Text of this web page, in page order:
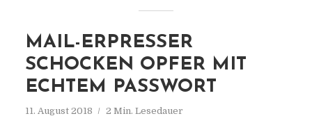
MAIL-ERPRESSER
SCHOCKEN OPFER MIT
ECHTEM PASSWORT
11. August 2018 2 Min. Lesedauer